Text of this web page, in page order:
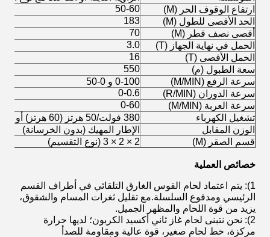
ارتفاع الوقوف الحر (M)
50-60
الحد الأقصى للطول (M)
183
أقصى نصف قطر (M)
70
الحمل في نهاية الجهاز (T)
3.0
الحمل الأقصى (T)
16
سعة الطبول (م)
550
سرعة الرفع (M/MIN)
0-100 و 0-50
سرعة الدوران (R/MIN)
0-0.6
سرعة العربة (M/MIN)
0-60
تشغيل الكهرباء
380 فولت/50 هرتز (60 هرتز) أو غيرها
الوزن المقابل
الإطار المهيك (بدون الخرسانة)
قسم الصقر (M)
2 × 2 × 3 (نوع التقسيم)
خصائص العملية
1): يتم اعتماد لحام القوس الغارق التلقائي في أطراف القسم
الرئيسي ومدفوع السلسلة.مع تقليل ثغرات المسام والشقوق،
يزيد من قوة اللحام والمظهر الجميل.
2): نحن نتبنى لحام غاز ثاني أكسيد الكربون؛ لديها حرارة
مركزة، خط لحام صغير، قوة عالية ومقاومة للصدأ